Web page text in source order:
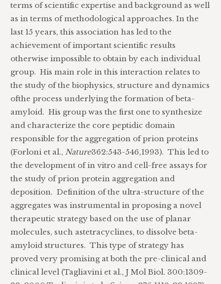
terms of scientific expertise and background as well
as in terms of methodological approaches. In the
last 15 years, this association has led to the
achievement of important scientific results
otherwise impossible to obtain by each individual
group. His main role in this interaction relates to
the study of the biophysics, structure and dynamics
ofthe process underlying the formation of beta-
amyloid. His group was the first one to synthesize
and characterize the core peptidic domain
responsible for the aggregation of prion proteins
(Forloni et al., Nature362:543-546,1993). This led to
the development of in vitro and cell-free assays for
the study of prion protein aggregation and
deposition. Definition of the ultra-structure of the
aggregates was instrumental in proposing a novel
therapeutic strategy based on the use of planar
molecules, such astetracyclines, to dissolve beta-
amyloid structures. This type of strategy has
proved very promising at both the pre-clinical and
clinical level (Tagliavini et al., J Mol Biol. 300:1309-